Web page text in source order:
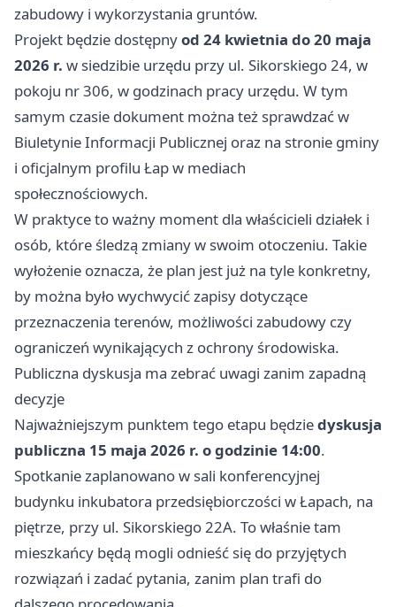
zabudowy i wykorzystania gruntów.
Projekt będzie dostępnyod 24 kwietnia do 20 maja
2026 r. w siedzibie urzędu przy ul. Sikorskiego 24, w
pokoju nr 306, w godzinach pracy urzędu. W tym
samym czasie dokument można też sprawdzać w
Biuletynie Informacji Publicznej oraz na stronie gminy
i oficjalnym profilu Łap w mediach
społecznościowych.
W praktyce to ważny moment dla właścicieli działek i
osób, które śledzą zmiany w swoim otoczeniu. Takie
wyłożenie oznacza, że plan jest już na tyle konkretny,
by można było wychwycić zapisy dotyczące
przeznaczenia terenów, możliwości zabudowy czy
ograniczeń wynikających z ochrony środowiska.
Publiczna dyskusja ma zebrać uwagi zanim zapadną
decyzje
Najważniejszym punktem tego etapu będziedyskusja
publiczna 15 maja 2026 r. o godzinie 14:00.
Spotkanie zaplanowano w sali konferencyjnej
budynku inkubatora przedsiębiorczości w Łapach, na
piętrze, przy ul. Sikorskiego 22A. To właśnie tam
mieszkańcy będą mogli odnieść się do przyjętych
rozwiązań i zadać pytania, zanim plan trafi do